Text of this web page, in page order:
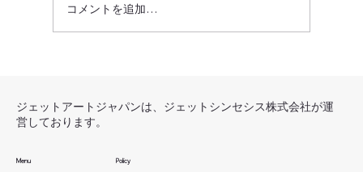
コメントを追加…
ジェットアートジャパンは、ジェットシンセシス株式会社が運
営しております。
Menu Policy